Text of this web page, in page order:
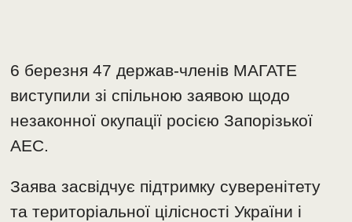
6 березня 47 держав-членів МАГАТЕ
виступили зі спільною заявою щодо
незаконної окупації росією Запорізької
АЕС.
Заява засвідчує підтримку суверенітету
та територіальної цілісності України і